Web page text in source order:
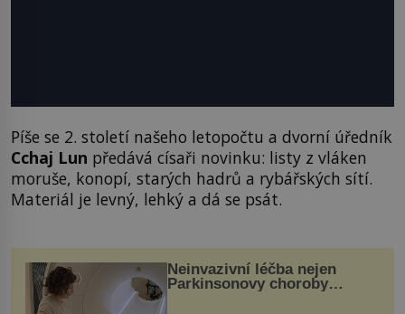
Píše se 2. století našeho letopočtu a dvorní úředník
Cchaj Lun předává císaři novinku: listy z vláken
moruše, konopí, starých hadrů a rybářských sítí.
Materiál je levný, lehký a dá se psát.
Neinvazivní léčba nejen
Parkinsonovy choroby